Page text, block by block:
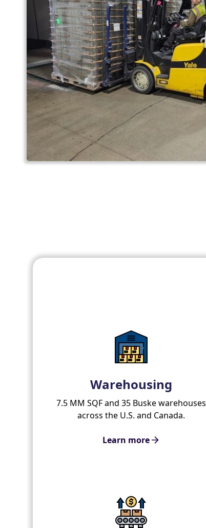
Warehousing
7.5 MM SQF and 35 Buske warehouses
across the U.S. and Canada.
Learn more